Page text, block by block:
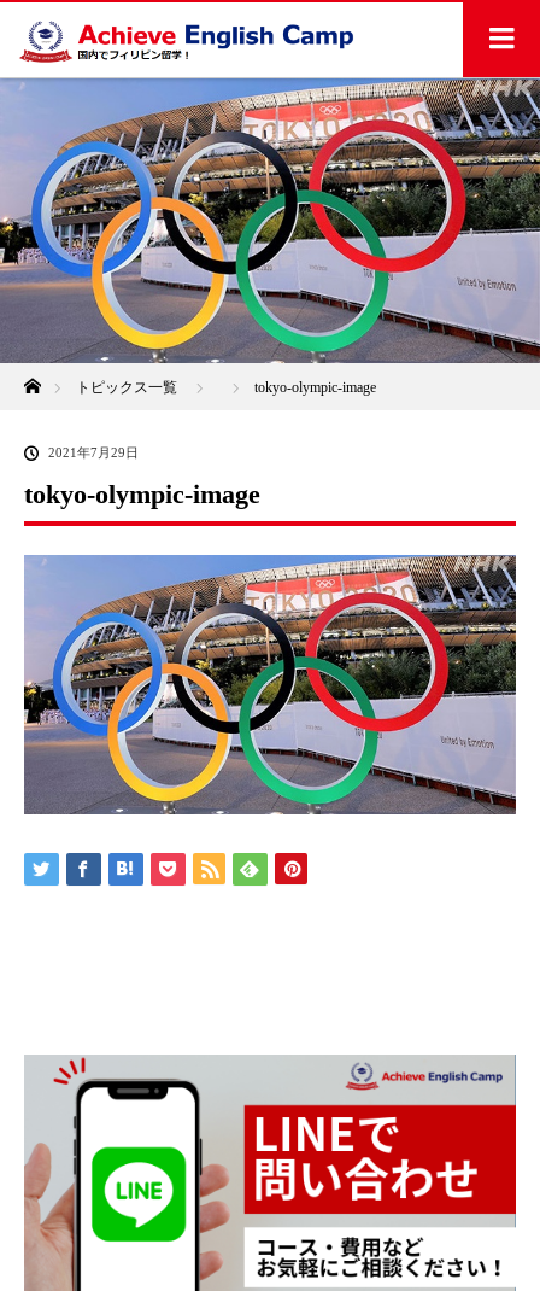
ホームトピックス一覧 tokyo-olympic-image
2021年7月29日
tokyo-olympic-image